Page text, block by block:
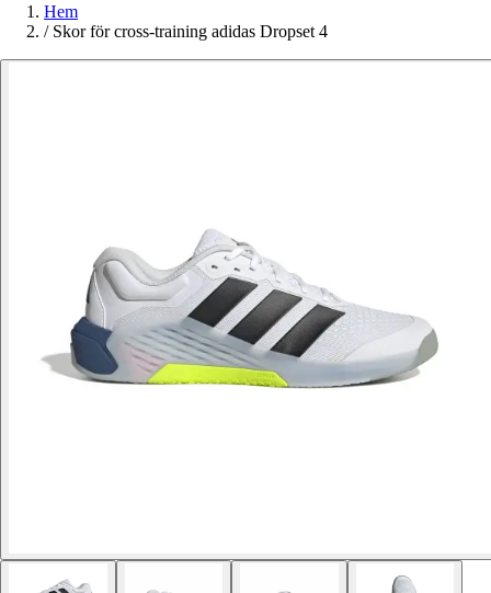
Hem
/ Skor för cross-training adidas Dropset 4